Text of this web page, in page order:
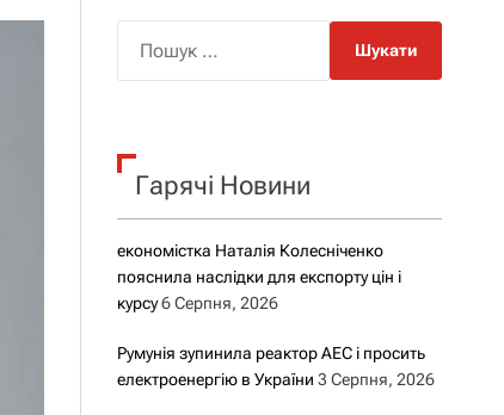
р
о
у
к
Гарячі Новини
економістка Наталія Колесніченко
пояснила наслідки для експорту цін і
курсу 6 Серпня, 2026
Румунія зупинила реактор АЕС і просить
електроенергію в України 3 Серпня, 2026